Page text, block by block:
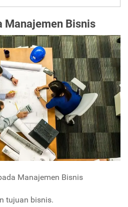
Manajemen Bisnis
Manajemen Bisnis
tujuan bisnis.